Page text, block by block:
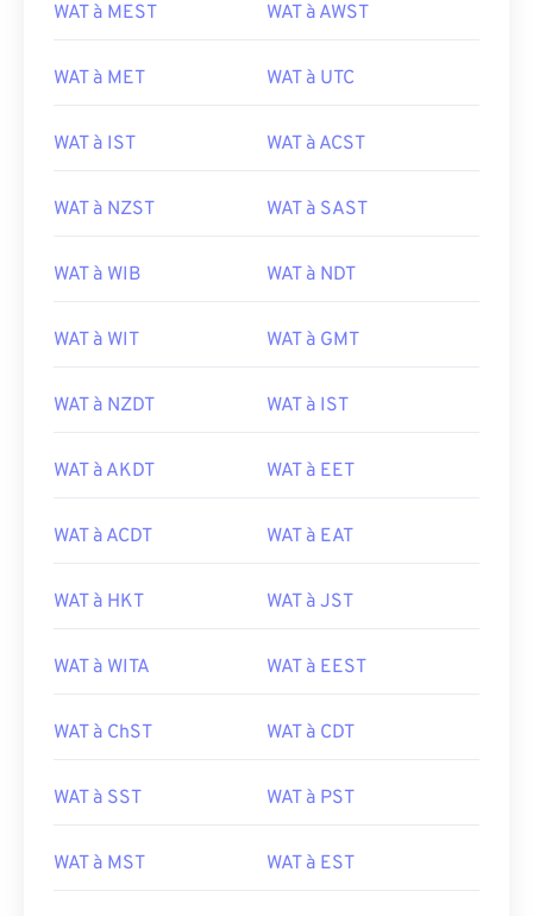
WAT à MEST WAT à AWST
WAT à MET WAT à UTC
WAT à IST WAT à ACST
WAT à NZST WAT à SAST
WAT à WIB WAT à NDT
WAT à WIT WAT à GMT
WAT à NZDT WAT à IST
WAT à AKDT WAT à EET
WAT à ACDT WAT à EAT
WAT à HKT WAT à JST
WAT à WITA WAT à EEST
WAT à ChST WAT à CDT
WAT à SST WAT à PST
WAT à MST WAT à EST